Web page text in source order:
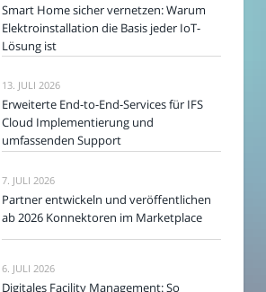
Smart Home sicher vernetzen: Warum
Elektroinstallation die Basis jeder IoT-
Lösung ist
13. JULI 2026
Erweiterte End-to-End-Services für IFS
Cloud Implementierung und
umfassenden Support
7. JULI 2026
Partner entwickeln und veröffentlichen
ab 2026 Konnektoren im Marketplace
6. JULI 2026
Digitales Facility Management: So